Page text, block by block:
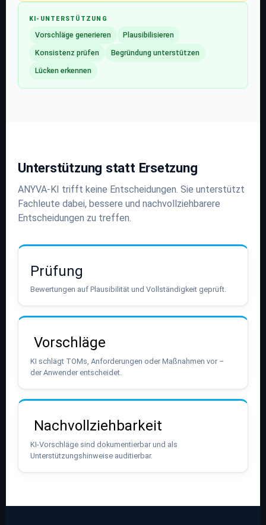
KI-UNTERSTÜTZUNG
Vorschläge generieren
Plausibilisieren
Konsistenz prüfen
Begründung unterstützen
Lücken erkennen
Unterstützung statt Ersetzung
ANYVA-KI trifft keine Entscheidungen. Sie unterstützt
Fachleute dabei, bessere und nachvollziehbarere
Entscheidungen zu treffen.
Prüfung
Bewertungen auf Plausibilität und Vollständigkeit geprüft.
Vorschläge
KI schlägt TOMs, Anforderungen oder Maßnahmen vor –
der Anwender entscheidet.
Nachvollziehbarkeit
KI-Vorschläge sind dokumentierbar und als
Unterstützungshinweise auditierbar.